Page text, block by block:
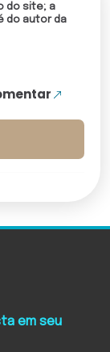
do site; a
do autor da
em seu